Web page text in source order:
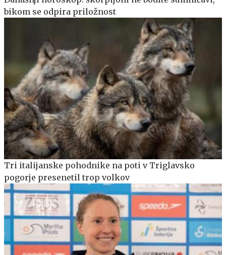
bikom se odpira priložnost
Tri italijanske pohodnike na poti v Triglavsko
pogorje presenetil trop volkov